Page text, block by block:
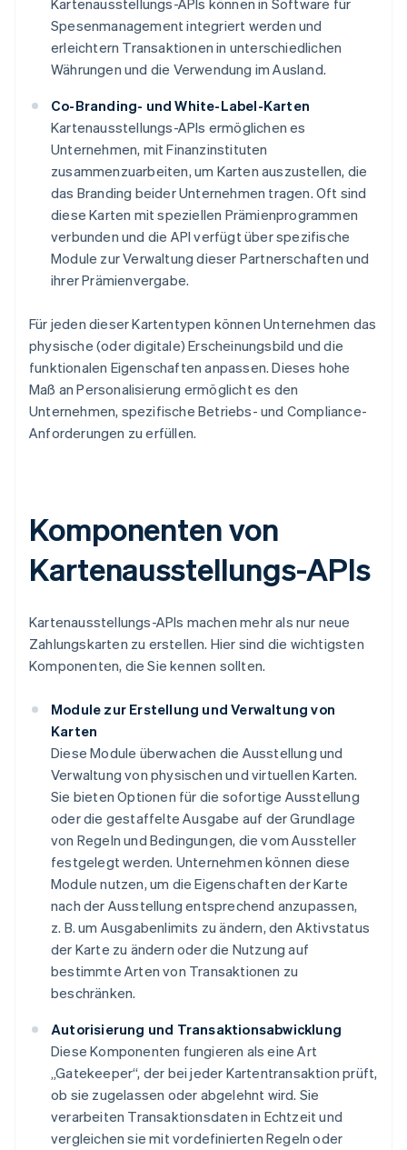
Kartenausstellungs-APIs können in Software für
Spesenmanagement integriert werden und
erleichtern Transaktionen in unterschiedlichen
Währungen und die Verwendung im Ausland.
Co-Branding- und White-Label-Karten
Kartenausstellungs-APIs ermöglichen es
Unternehmen, mit Finanzinstituten
zusammenzuarbeiten, um Karten auszustellen, die
das Branding beider Unternehmen tragen. Oft sind
diese Karten mit speziellen Prämienprogrammen
verbunden und die API verfügt über spezifische
Module zur Verwaltung dieser Partnerschaften und
ihrer Prämienvergabe.
Für jeden dieser Kartentypen können Unternehmen das
physische (oder digitale) Erscheinungsbild und die
funktionalen Eigenschaften anpassen. Dieses hohe
Maß an Personalisierung ermöglicht es den
Unternehmen, spezifische Betriebs- und Compliance-
Anforderungen zu erfüllen.
Komponenten von
Kartenausstellungs-APIs
Kartenausstellungs-APIs machen mehr als nur neue
Zahlungskarten zu erstellen. Hier sind die wichtigsten
Komponenten, die Sie kennen sollten.
Module zur Erstellung und Verwaltung von
Karten
Diese Module überwachen die Ausstellung und
Verwaltung von physischen und virtuellen Karten.
Sie bieten Optionen für die sofortige Ausstellung
oder die gestaffelte Ausgabe auf der Grundlage
von Regeln und Bedingungen, die vom Aussteller
festgelegt werden. Unternehmen können diese
Module nutzen, um die Eigenschaften der Karte
nach der Ausstellung entsprechend anzupassen,
z. B. um Ausgabenlimits zu ändern, den Aktivstatus
der Karte zu ändern oder die Nutzung auf
bestimmte Arten von Transaktionen zu
beschränken.
Autorisierung und Transaktionsabwicklung
Diese Komponenten fungieren als eine Art
„Gatekeeper“, der bei jeder Kartentransaktion prüft,
ob sie zugelassen oder abgelehnt wird. Sie
verarbeiten Transaktionsdaten in Echtzeit und
vergleichen sie mit vordefinierten Regeln oder